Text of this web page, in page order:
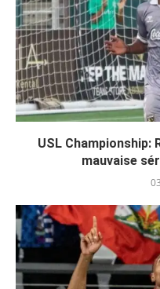
USL Championship:
mauvaise